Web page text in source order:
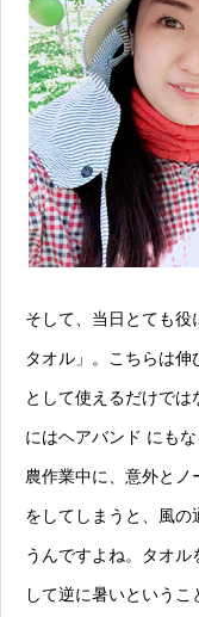
そして、当日とても役
タオル 」。こちらは
として使えるだけで
にはヘアバンド にも
農作業中に、意外とノ
をしてしまうと、風の
うんですよね。タオ
して逆に暑いという